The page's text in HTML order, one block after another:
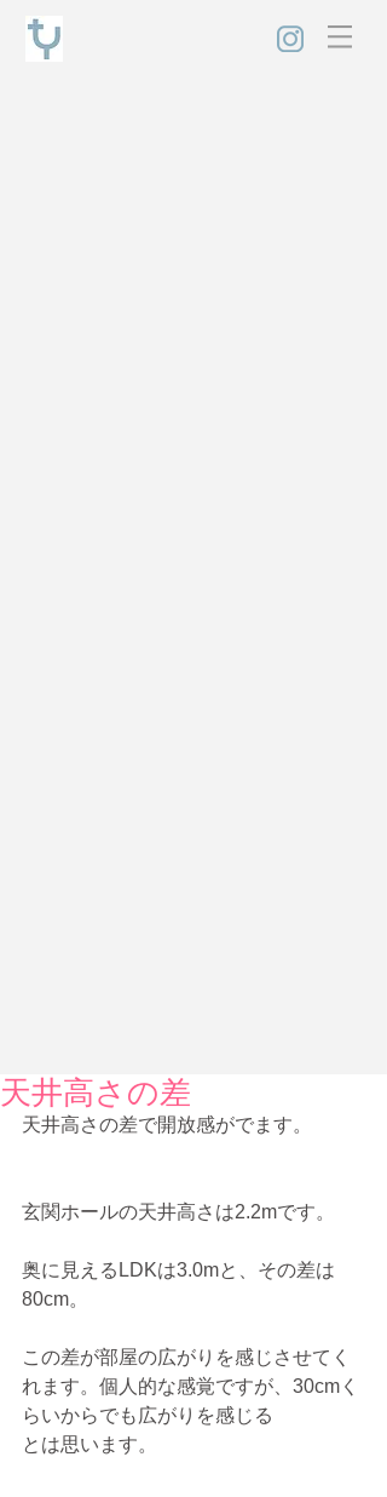
天井高さの差
天井高さの差で開放感がでます。
玄関ホールの天井高さは2.2mです。
奥に見えるLDKは3.0mと、その差は
80cm。
この差が部屋の広がりを感じさせてく
れます。個人的な感覚ですが、30cmく
らいからでも広がりを感じる
とは思います。